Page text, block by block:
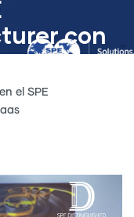
con
el SPE